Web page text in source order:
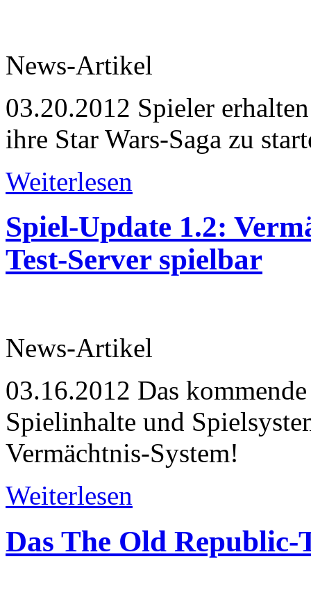
News-Artikel
03.20.2012 Spieler
ihre Star Wars-Saga zu
Weiterlesen
Spiel-Update 1.2:
Test-Server spielbar
News-Artikel
03.16.2012 Das
Spielinhalte und
Vermächtnis-System!
Weiterlesen
Das The Old Republic-